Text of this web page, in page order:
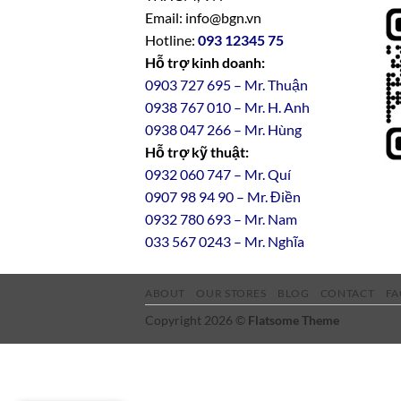
Email: info@bgn.vn
Hotline: 093 12345 75
Hỗ trợ kinh doanh:
0903 727 695 – Mr. Thuận
0938 767 010 – Mr. H. Anh
0938 047 266 – Mr. Hùng
Hỗ trợ kỹ thuật:
0932 060 747 – Mr. Quí
0907 98 94 90 – Mr. Điền
0932780693 – Mr. Nam
033 567 0243 – Mr. Nghĩa
ABOUT OUR STORES BLOG CONTACT
Copyright 2026 © Flatsome Theme